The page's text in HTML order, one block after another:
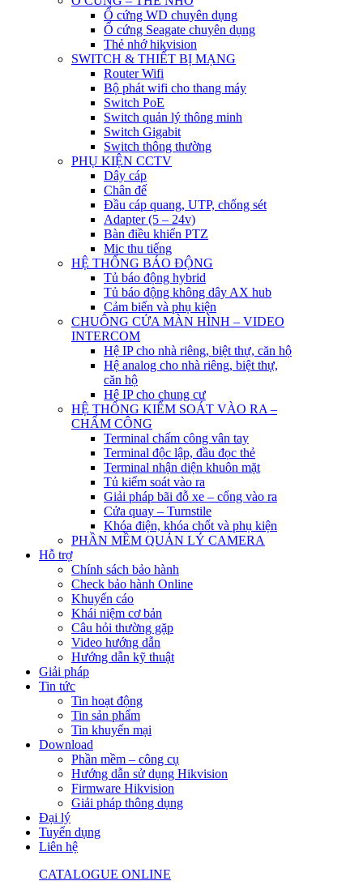
Ổ cứng WD chuyên dụng
Ổ cứng Seagate chuyên dụng
Thẻ nhớ hikvision
SWITCH & THIẾT BỊ MẠNG
Router Wifi
Bộ phát wifi cho thang máy
Switch PoE
Switch quản lý thông minh
Switch Gigabit
Switch thông thường
PHỤ KIỆN CCTV
Dây cáp
Chân đế
Đầu cáp quang, UTP, chống sét
Adapter (5 – 24v)
Bàn điều khiển PTZ
Mic thu tiếng
HỆ THỐNG BÁO ĐỘNG
Tủ báo động hybrid
Tủ báo động không dây AX hub
Cảm biến và phụ kiện
CHUÔNG CỬA MÀN HÌNH – VIDEO
INTERCOM
Hệ IP cho nhà riêng, biệt thự, căn hộ
Hệ analog cho nhà riêng, biệt thự,
căn hộ
Hệ IP cho chung cư
HỆ THỐNG KIỂM SOÁT VÀO RA –
CHẤM CÔNG
Terminal chấm công vân tay
Terminal độc lập, đầu đọc thẻ
Terminal nhận diện khuôn mặt
Tủ kiểm soát vào ra
Giải pháp bãi đỗ xe – cổng vào ra
Cửa quay – Turnstile
Khóa điện, khóa chốt và phụ kiện
PHẦN MỀM QUẢN LÝ CAMERA
Hỗ trợ
Chính sách bảo hành
Check bảo hành Online
Khuyến cáo
Khái niệm cơ bản
Câu hỏi thường gặp
Video hướng dẫn
Hướng dẫn kỹ thuật
Giải pháp
Tin tức
Tin hoạt động
Tin sản phẩm
Tin khuyến mại
Download
Phần mềm – công cụ
Hướng dẫn sử dụng Hikvision
Firmware Hikvision
Giải pháp thông dụng
Đại lý
Tuyển dụng
Liên hệ
CATALOGUE ONLINE